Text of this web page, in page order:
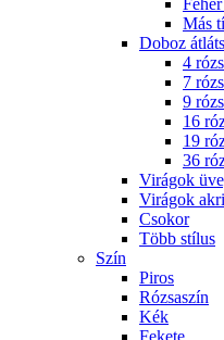
Más
Doboz
4
7
9
16
19
36
Virágok
Virágok
Csokor
Több stílus
Szín
Piros
Rózsaszín
Kék
Fekete